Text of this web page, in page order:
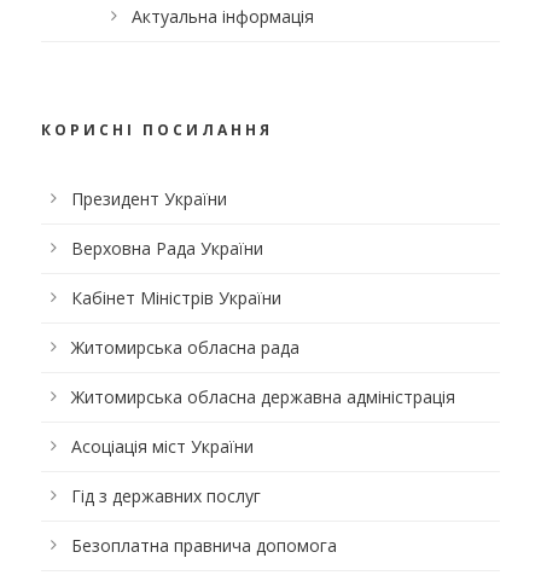
Актуальна інформація
КОРИСНІ ПОСИЛАННЯ
Президент України
Верховна Рада України
Кабінет Міністрів України
Житомирська обласна рада
Житомирська обласна державна адміністрація
Асоціація міст України
Гід з державних послуг
Безоплатна правнича допомога